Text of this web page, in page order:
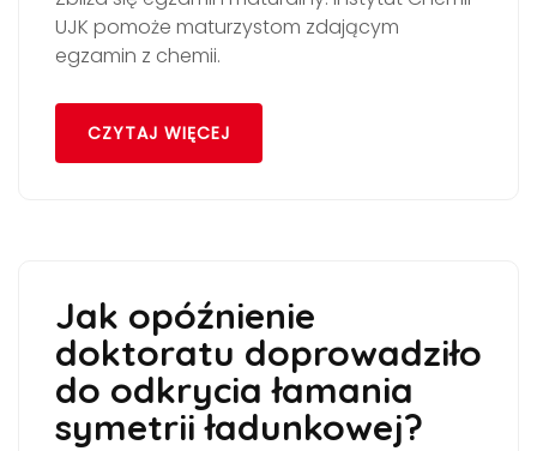
UJK pomoże maturzystom zdającym
egzamin z chemii.
CZYTAJ WIĘCEJ
Jak opóźnienie
doktoratu doprowadziło
do odkrycia łamania
symetrii ładunkowej?